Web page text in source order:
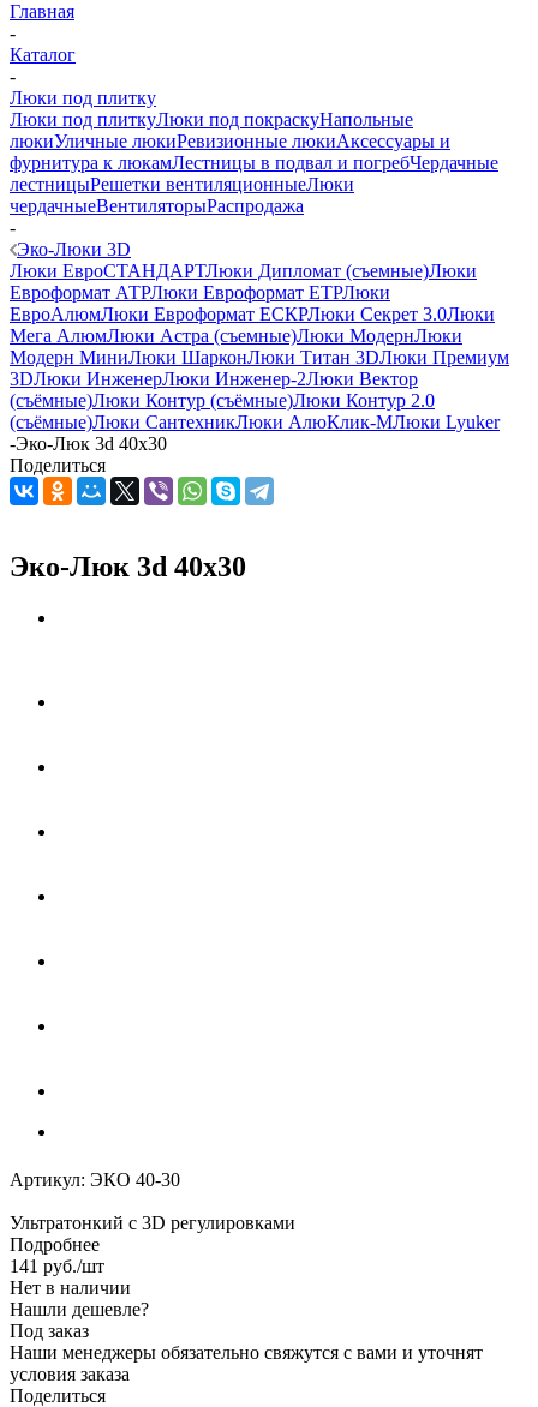
Главная
-
Каталог
-
Люки под плитку
Люки под плиткуЛюки под покраскуНапольные
люкиУличные люкиРевизионные люкиАксессуары и
фурнитура к люкамЛестницы в подвал и погребЧердачные
лестницыРешетки вентиляционныеЛюки
чердачныеВентиляторыРаспродажа
-
Эко-Люки 3D
Люки ЕвроСТАНДАРТЛюки Дипломат (съемные)Люки
Евроформат АТРЛюки Евроформат ЕТРЛюки
ЕвроАлюмЛюки Евроформат ЕСКРЛюки Секрет 3.0Люки
Мега АлюмЛюки Астра (съемные)Люки МодернЛюки
Модерн МиниЛюки ШарконЛюки Титан 3DЛюки Премиум
3DЛюки ИнженерЛюки Инженер-2Люки Вектор
(съёмные)Люки Контур (съёмные)Люки Контур 2.0
(съёмные)Люки СантехникЛюки АлюКлик-МЛюки Lyuker
-Эко-Люк 3d 40x30
Поделиться
Эко-Люк 3d 40x30
Артикул: ЭКО 40-30
Ультратонкий с 3D регулировками
Подробнее
141 руб./шт
Нет в наличии
Нашли дешевле?
Под заказ
Наши менеджеры обязательно свяжутся с вами и уточнят
условия заказа
Поделиться